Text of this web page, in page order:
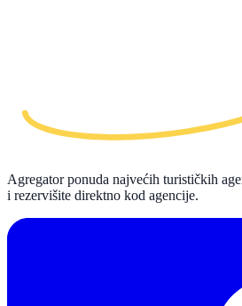
Agregator ponuda najvećih turističkih
i rezervišite direktno kod agencije.